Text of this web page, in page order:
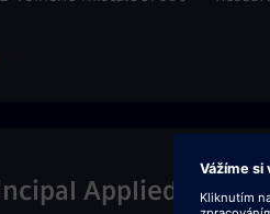
Applied